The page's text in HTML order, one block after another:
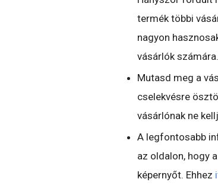
termék többi
nagyon
vásárlók számára.
Mutasd meg a
cselekvésre
vásárlónak ne
A legfontosabb
az oldalon, hogy
képernyőt. Ehhez